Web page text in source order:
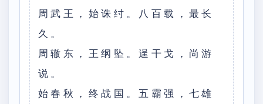
周武王，始诛纣。八百载，最长
久。
周辙东，王纲坠。逞干戈，尚游
说。
始春秋，终战国。五霸强，七雄